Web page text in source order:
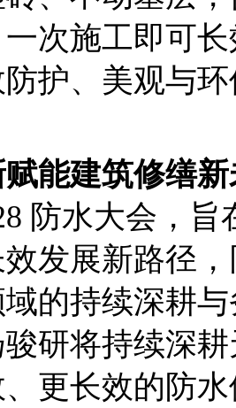
次施工即可
护、美观与
能建筑修缮
防水大会，
发展新路径
的持续深耕
研将持续深
更长效的防